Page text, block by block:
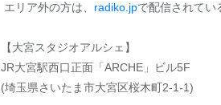
エリア外の方は、 radiko.jpで配信されてい
【大宮スタジオアルシェ】
JR大宮駅西口正面「ARCHE」ビル5F
(埼玉県さいたま市大宮区桜木町2-1-1)